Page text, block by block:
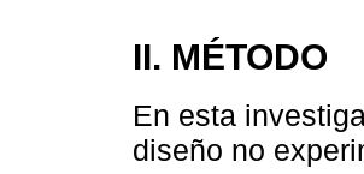
II. MÉTODO
En esta
diseño no